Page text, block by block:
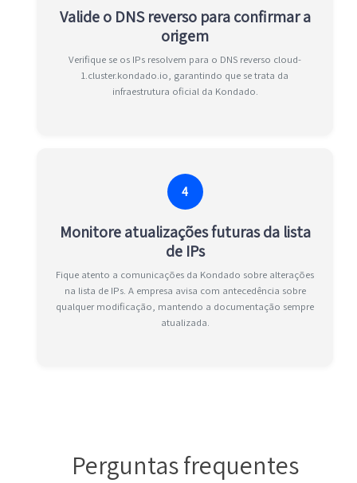
Valide o DNS reverso para confirmar a
origem
Verifique se os IPs resolvem para o DNS reverso cloud-
1.cluster.kondado.io, garantindo que se trata da
infraestrutura oficial da Kondado.
4
Monitore atualizações futuras da lista
de IPs
Fique atento a comunicações da Kondado sobre alterações
na lista de IPs. A empresa avisa com antecedência sobre
qualquer modificação, mantendo a documentação sempre
atualizada.
Perguntas frequentes